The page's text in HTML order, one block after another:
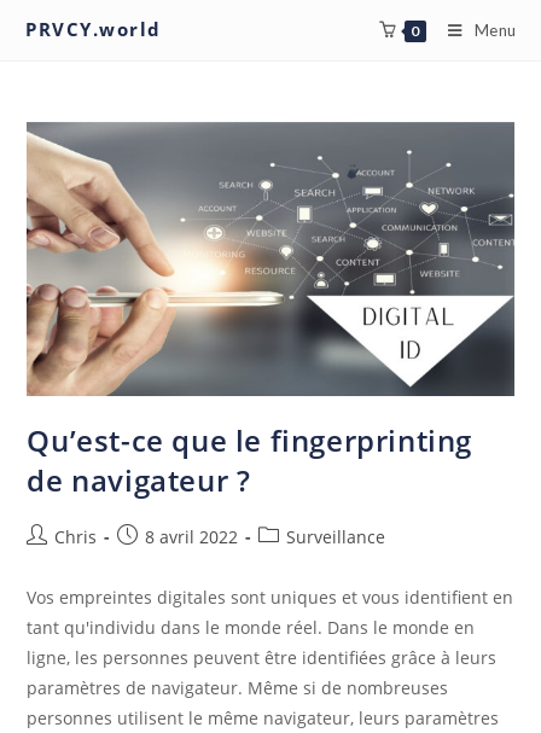
PRVCY.world 0 Menu
Qu’est-ce que le fingerprinting
de navigateur ?
Chris 8 avril 2022 Surveillance
Vos empreintes digitales sont uniques et vous identifient en
tant qu'individu dans le monde réel. Dans le monde en
ligne, les personnes peuvent être identifiées grâce à leurs
paramètres de navigateur. Même si de nombreuses
personnes utilisent le même navigateur, leurs paramètres